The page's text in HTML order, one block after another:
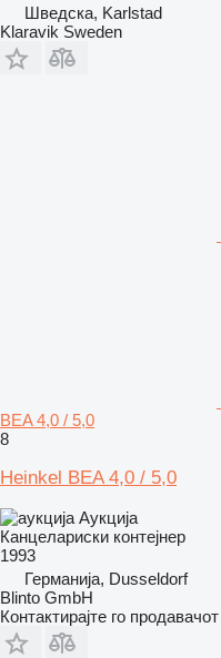
Шведска, Karlstad
Klaravik Sweden
BEA 4,0 / 5,0
8
Heinkel BEA 4,0 / 5,0
Аукција
Канцелариски контејнер
1993
Германија, Dusseldorf
Blinto GmbH
Контактирајте го продавачот